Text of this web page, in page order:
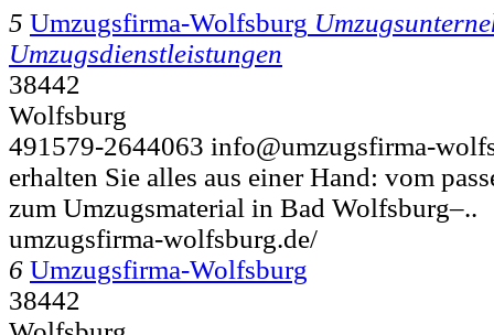
5 Umzugsfirma-Wolfsburg
Umzugsdienstleistungen
38442
Wolfsburg
491579-2644063 info@umzugsfirma-
erhalten Sie alles aus einer Hand: vom
zum Umzugsmaterial in Bad Wolfsburg–..
umzugsfirma-wolfsburg.de/
6 Umzugsfirma-Wolfsburg
38442